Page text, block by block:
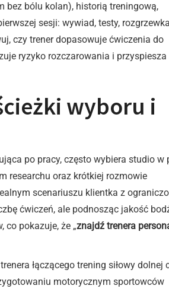
bez bólu kolan), historią treningową,
sesji: wywiad, testy,
czy trener dopasowuje ćwiczenia do
ryzyko rozczarowania i
wyboru i
po pracy, często wybiera studio w
researchu oraz krótkiej rozmowie
scenariuszu klientka z
ćwiczeń, ale podnosząc jakość
co pokazuje, że „znajdź trenera
łączącego trening siłowy dolnej
motorycznym sportowców